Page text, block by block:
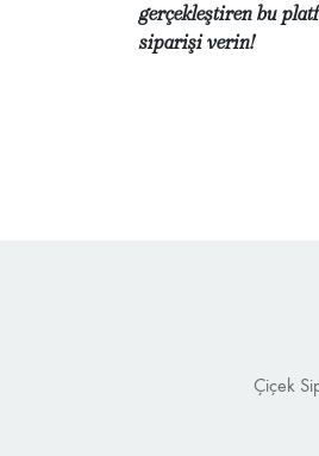
gerçekleştiren bu
siparişi verin!
Çiçek